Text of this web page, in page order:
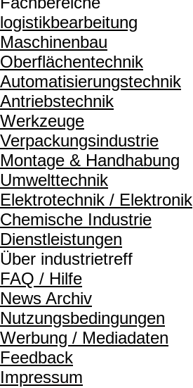
logistikbearbeitung
Maschinenbau
Oberflächentechnik
Automatisierungstechnik
Antriebstechnik
Werkzeuge
Verpackungsindustrie
Montage & Handhabung
Umwelttechnik
Elektrotechnik / Elektronik
Chemische Industrie
Dienstleistungen
Über industrietreff
FAQ / Hilfe
News Archiv
Nutzungsbedingungen
Werbung / Mediadaten
Feedback
Impressum